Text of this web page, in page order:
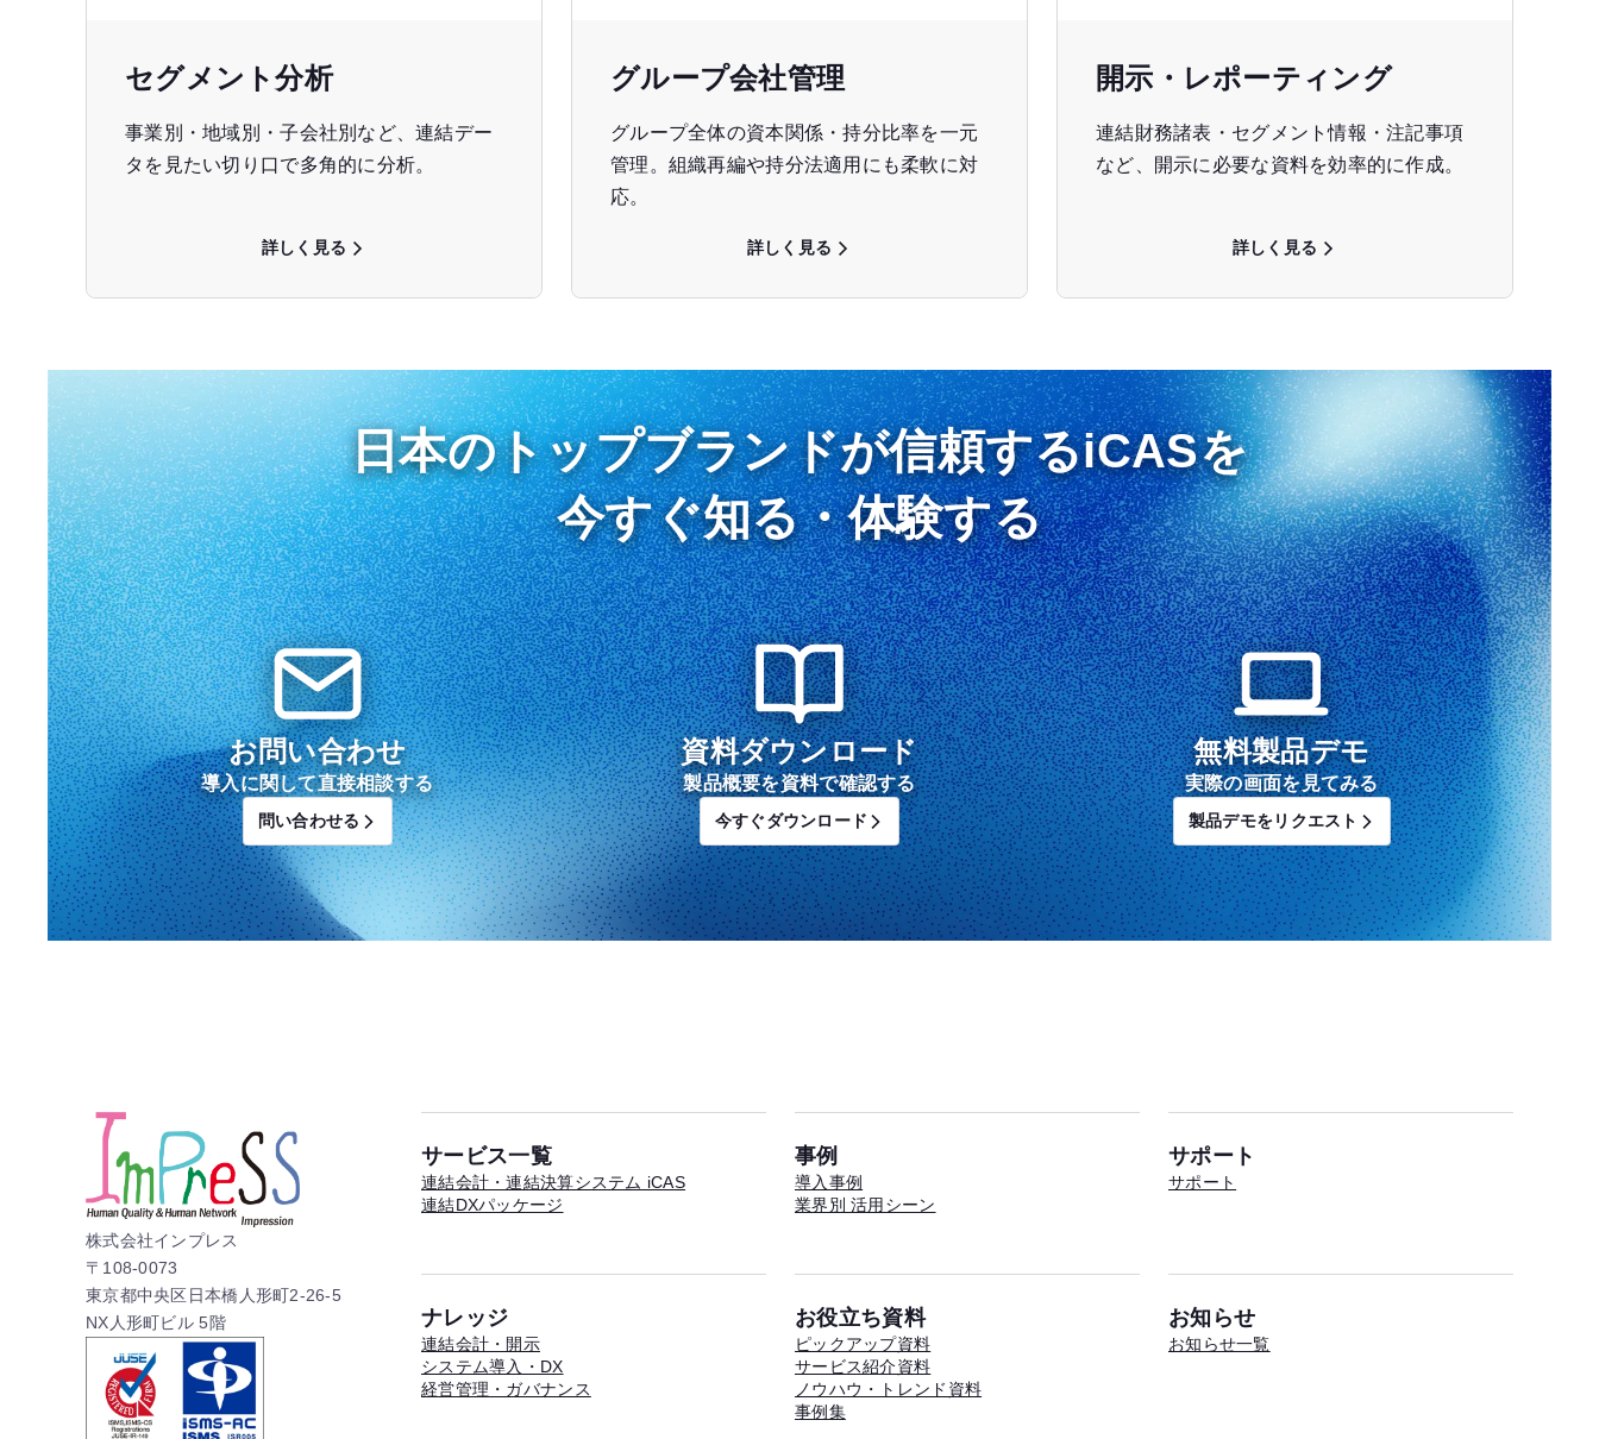
セグメント分析
事業別・地域別・子会社別など、連結デー
タを見たい切り口で多角的に分析。
詳しく見る
グループ会社管理
グループ全体の資本関係・持分比率を一元
管理。組織再編や持分法適用にも柔軟に対
応。
詳しく見る
開示・レポーティング
連結財務諸表・セグメント情報・注記事項
など、開示に必要な資料を効率的に作成。
詳しく見る
日本のトップブランドが信頼するiCASを
今すぐ知る・体験する
お問い合わせ
導入に関して直接相談する
問い合わせる
資料ダウンロード
製品概要を資料で確認する
今すぐダウンロード
無料製品デモ
実際の画面を見てみる
製品デモをリクエスト
株式会社インプレス
〒108-0073
東京都中央区日本橋人形町2-26-5
NX人形町ビル 5階
サービス一覧
連結会計・連結決算システム iCAS
連結DXパッケージ
事例
導入事例
業界別 活用シーン
サポート
サポート
ナレッジ
連結会計・開示
システム導入・DX
経営管理・ガバナンス
お役立ち資料
ピックアップ資料
サービス紹介資料
ノウハウ・トレンド資料
事例集
お知らせ
お知らせ一覧